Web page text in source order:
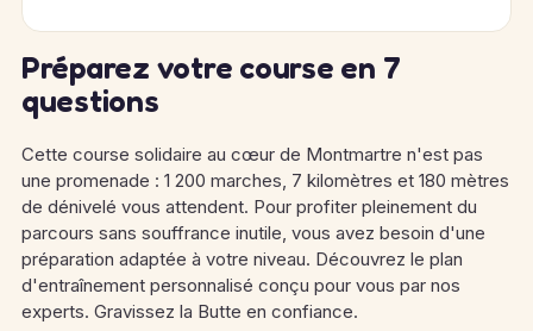
Préparez votre course en 7
questions
Cette course solidaire au cœur de Montmartre n'est pas
une promenade : 1 200 marches, 7 kilomètres et 180 mètres
de dénivelé vous attendent. Pour profiter pleinement du
parcours sans souffrance inutile, vous avez besoin d'une
préparation adaptée à votre niveau. Découvrez le plan
d'entraînement personnalisé conçu pour vous par nos
experts. Gravissez la Butte en confiance.